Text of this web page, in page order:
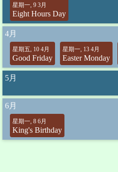
星期一, 9 3月
Eight Hours Day
4月
星期五, 10 4月
Good Friday
星期一, 13 4月
Easter Monday
5月
6月
星期一, 8 6月
King's Birthday